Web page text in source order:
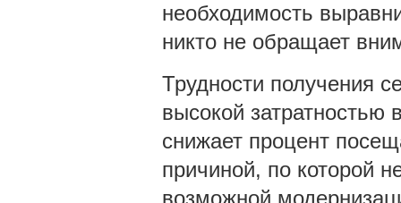
необходимость
никто не обращает
Трудности получения
высокой затратностью
снижает процент
причиной, по которой
возможной